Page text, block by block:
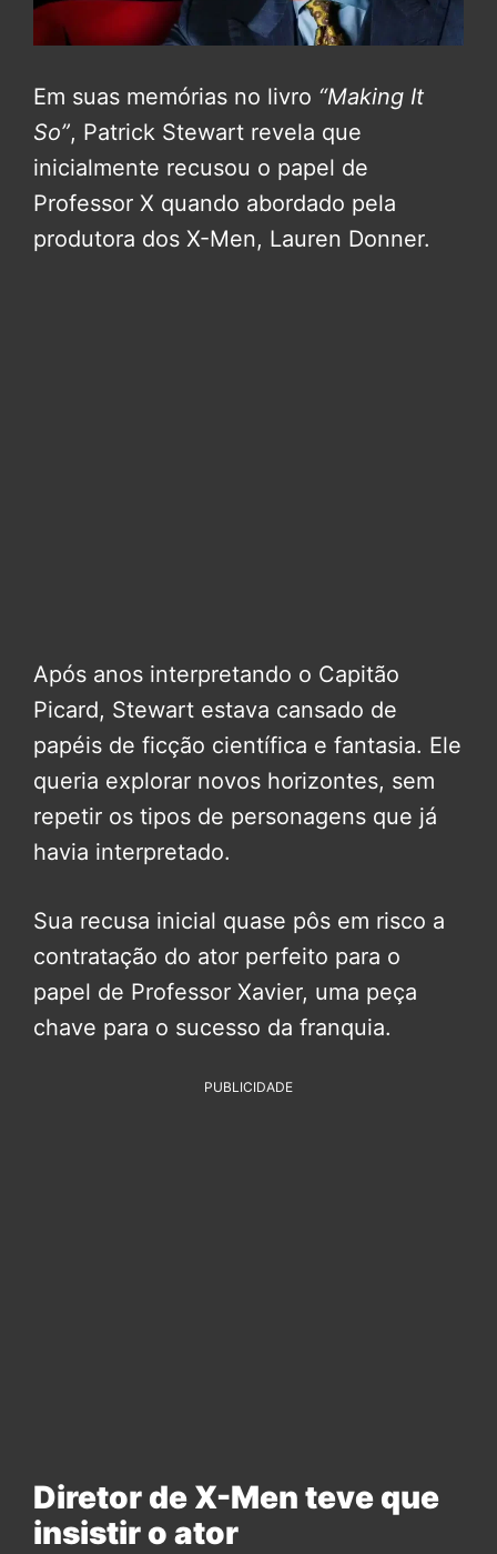
Em suas memórias no livro “Making It
So”, Patrick Stewart revela que
inicialmente recusou o papel de
Professor X quando abordado pela
produtora dos X-Men, Lauren Donner.
Após anos interpretando o Capitão
Picard, Stewart estava cansado de
papéis de ficção científica e fantasia. Ele
queria explorar novos horizontes, sem
repetir os tipos de personagens que já
havia interpretado.
Sua recusa inicial quase pôs em risco a
contratação do ator perfeito para o
papel de Professor Xavier, uma peça
chave para o sucesso da franquia.
PUBLICIDADE
Diretor de X-Men teve que
insistir o ator